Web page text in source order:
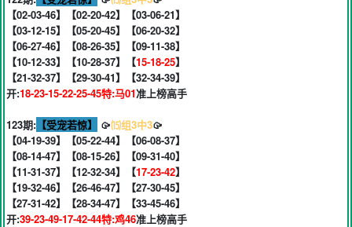
【02-03-46】【02-20-42】【03-06-21】
【03-12-15】【05-20-45】【06-20-32】
【06-27-46】【08-26-35】【09-11-38】
【10-12-33】【10-28-37】【15-18-25】
【21-32-37】【29-30-41】【32-34-39】
开:18-23-15-22-25-45特:马01准上榜高手
123期: 【受宠若惊】 🥠⒂组3中3🥠
【04-19-39】【05-22-44】【06-08-37】
【08-14-47】【08-15-26】【09-31-40】
【11-31-37】【12-32-34】【17-23-42】
【19-32-46】【26-46-47】【27-30-45】
【27-31-42】【28-34-47】【33-45-46】
开:39-23-49-17-42-44特:鸡46准上榜高手